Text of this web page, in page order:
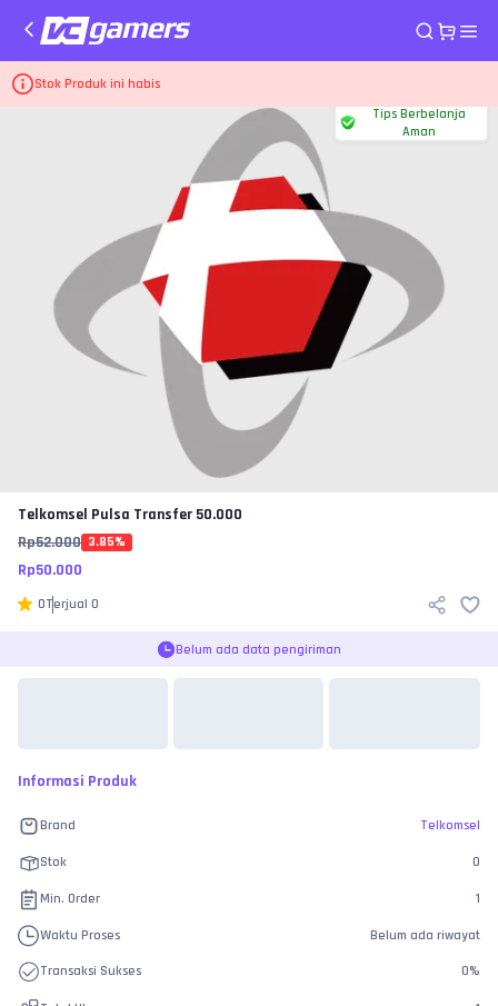
Stok Produk ini habis
Home Pulsa dan PLN Telkomsel
Tips Berbelanja
Aman
Telkomsel Pulsa Transfer 50.000
Rp52.000 3.85%
Rp50.000
0Terjual 0
Belum ada data pengiriman
Informasi Produk
Brand Telkomsel
Stok 0
Min. Order 1
Waktu Proses Belum ada riwayat
Transaksi Sukses 0%